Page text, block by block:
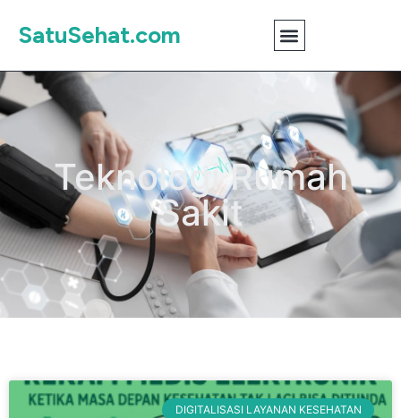
SatuSehat.com
Teknologi Rumah
Sakit
DIGITALISASI LAYANAN KESEHATAN